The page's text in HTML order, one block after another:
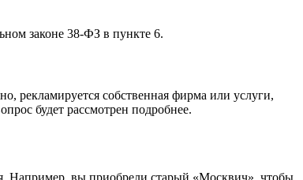
законе 38-ФЗ в пункте 6.
рекламируется собственная фирма или услуги,
будет рассмотрен подробнее.
Например, вы приобрели старый «Москвич», чтобы